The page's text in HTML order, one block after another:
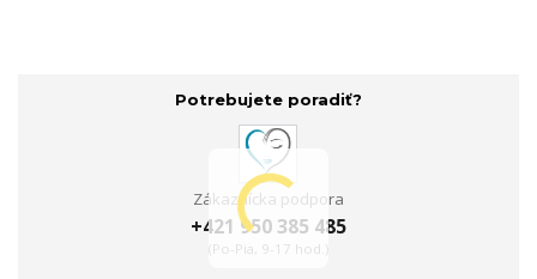
Potrebujete poradiť?
Zákaznícka podpora
+421 950 385 485
(Po-Pia, 9-17 hod.)